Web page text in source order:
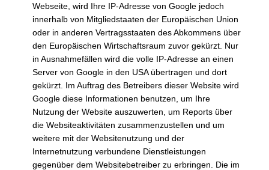
Webseite, wird Ihre IP-Adresse von Google jedoch
innerhalb von Mitgliedstaaten der Europäischen Union
oder in anderen Vertragsstaaten des Abkommens über
den Europäischen Wirtschaftsraum zuvor gekürzt. Nur
in Ausnahmefällen wird die volle IP-Adresse an einen
Server von Google in den USA übertragen und dort
gekürzt. Im Auftrag des Betreibers dieser Website wird
Google diese Informationen benutzen, um Ihre
Nutzung der Website auszuwerten, um Reports über
die Websiteaktivitäten zusammenzustellen und um
weitere mit der Websitenutzung und der
Internetnutzung verbundene Dienstleistungen
gegenüber dem Websitebetreiber zu erbringen. Die im